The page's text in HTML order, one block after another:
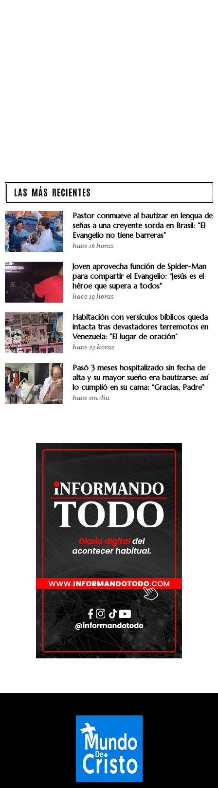
LAS MÁS RECIENTES
Pastor conmueve al bautizar en lengua de
señas a una creyente sorda en Brasil: “El
Evangelio no tiene barreras”
hace 16 horas
Joven aprovecha función de Spider-Man
para compartir el Evangelio: “Jesús es el
héroe que supera a todos”
hace 19 horas
Habitación con versículos bíblicos queda
intacta tras devastadores terremotos en
Venezuela: “El lugar de oración”
hace 23 horas
Pasó 3 meses hospitalizado sin fecha de
alta y su mayor sueño era bautizarse: así
lo cumplió en su cama: “Gracias, Padre”
hace un día